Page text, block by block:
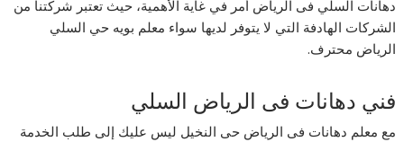
دهانات السلي فى الرياض أمر في غاية الأهمية، حيث تعتبر شركتنا من
الشركات الهادفة التي لا يتوفر لديها سواء معلم بويه حي السلي
الرياض محترف.
فني دهانات فى الرياض السلي
مع معلم دهانات فى الرياض حى النخيل ليس عليك إلى طلب الخدمة